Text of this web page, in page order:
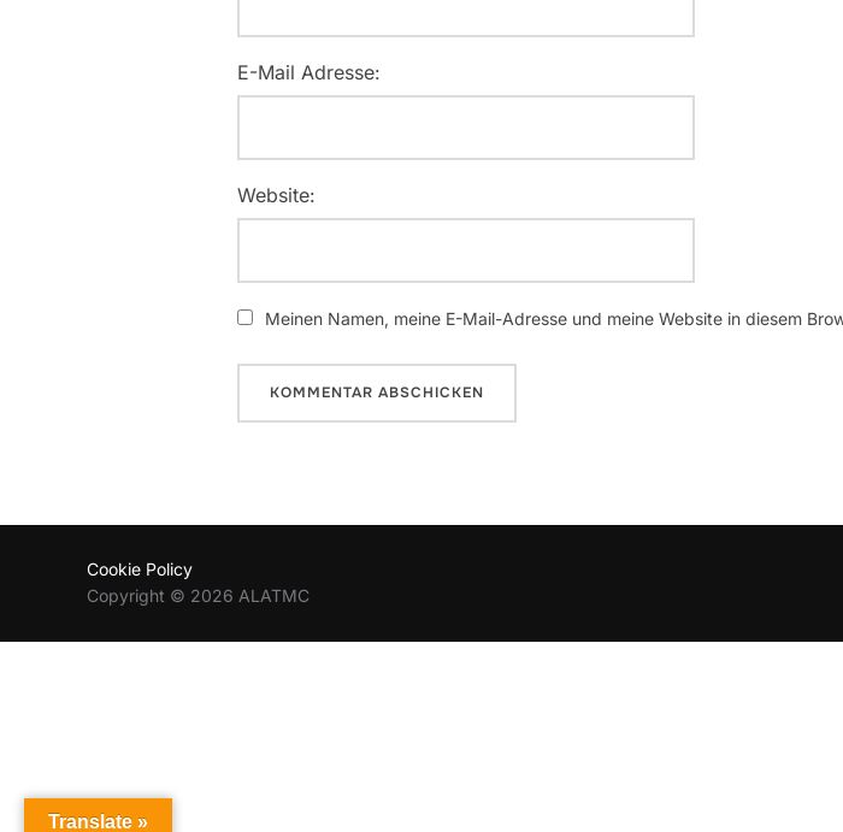
E-Mail Adresse:
Website:
Meinen Namen, meine E-Mail-Adresse und meine Website in diesem
Cookie Policy
Copyright © 2026 ALATMC
Translate »